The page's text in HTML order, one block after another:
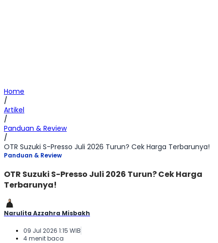
Home
/
Artikel
/
Panduan & Review
/
OTR Suzuki S-Presso Juli 2026 Turun? Cek Harga Terbarunya!
Panduan & Review
OTR Suzuki S-Presso Juli 2026 Turun? Cek Harga
Terbarunya!
Narulita Azzahra Misbakh
09 Jul 2026 1:15 WIB
4 menit baca